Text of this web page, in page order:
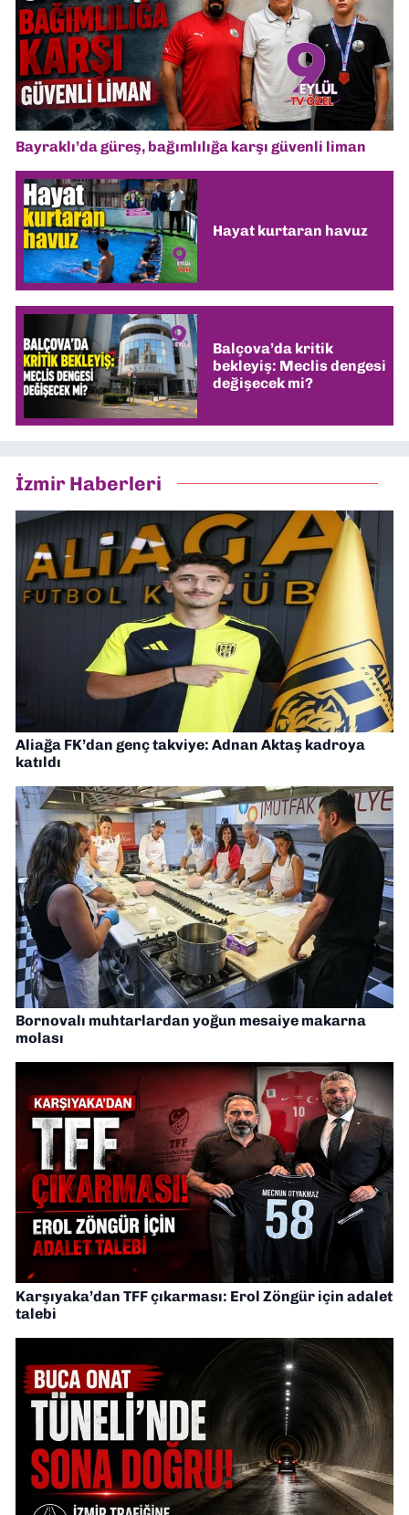
Bayraklı’da güreş, bağımlılığa karşı güvenli liman
Hayat kurtaran havuz
Balçova’da kritik
bekleyiş: Meclis dengesi
değişecek mi?
İzmir Haberleri
Aliağa FK’dan genç takviye: Adnan Aktaş kadroya
katıldı
Bornovalı muhtarlardan yoğun mesaiye makarna
molası
Karşıyaka’dan TFF çıkarması: Erol Zöngür için adalet
talebi